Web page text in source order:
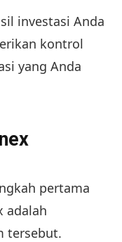
investasi Anda
kontrol
yang Anda
pertama
adalah
tersebut.